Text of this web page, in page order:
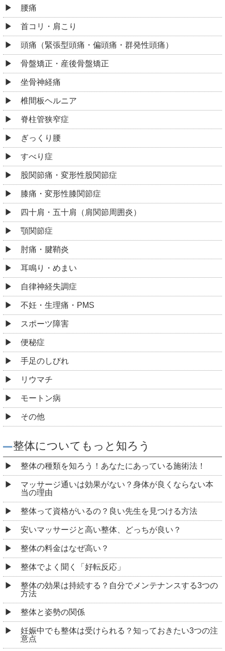
腰痛
首コリ・肩こり
頭痛（緊張型頭痛・偏頭痛・群発性頭痛）
骨盤矯正・産後骨盤矯正
坐骨神経痛
椎間板ヘルニア
脊柱管狭窄症
ぎっくり腰
すべり症
股関節痛・変形性股関節症
膝痛・変形性膝関節症
四十肩・五十肩（肩関節周囲炎）
顎関節症
肘痛・腱鞘炎
耳鳴り・めまい
自律神経失調症
不妊・生理痛・PMS
スポーツ障害
便秘症
手足のしびれ
リウマチ
モートン病
その他
整体についてもっと知ろう
整体の種類を知ろう！あなたにあっている施術法！
マッサージ通いは効果がない？身体が良くならない本
当の理由
整体って資格がいるの？良い先生を見つける方法
安いマッサージと高い整体、どっちが良い？
整体の料金はなぜ高い？
整体でよく聞く「好転反応」
整体の効果は持続する？自分でメンテナンスする3つの
方法
整体と姿勢の関係
妊娠中でも整体は受けられる？知っておきたい3つの注
意点